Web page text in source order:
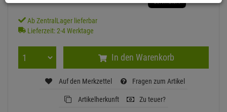
Ab ZentralLager lieferbar
Lieferzeit: 2-4 Werktage
In den Warenkorb
Auf den Merkzettel Fragen zum Artikel
Artikelherkunft Zu teuer?